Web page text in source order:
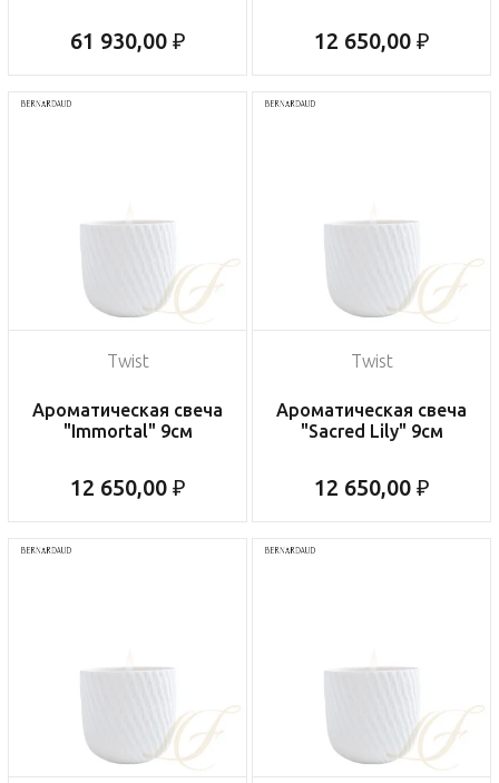
61 930,00 ₽ 12 650,00 ₽
Twist
Ароматическая свеча
"Immortal" 9см
12 650,00 ₽
Twist
Ароматическая свеча
"Sacred Lily" 9см
12 650,00 ₽